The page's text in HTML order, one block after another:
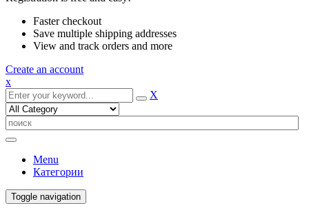
Faster checkout
Save multiple shipping addresses
View and track orders and more
Create an account
x
X
Menu
Категории
Toggle navigation